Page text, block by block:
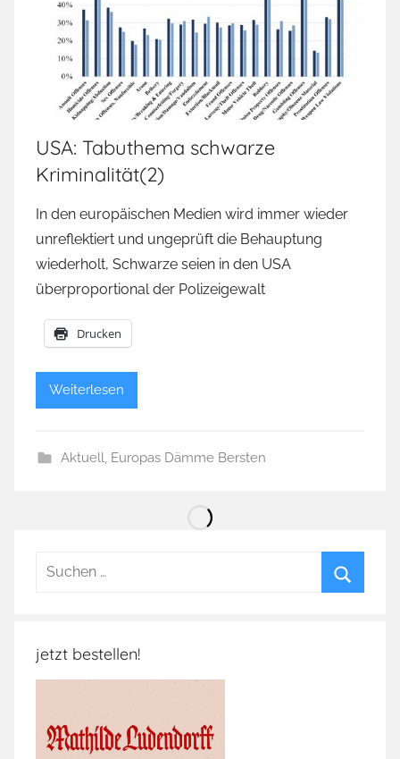
USA: Tabuthema schwarze
Kriminalität(2)
In den europäischen Medien wird immer wieder
unreflektiert und ungeprüft die Behauptung
wiederholt, Schwarze seien in den USA
überproportional der Polizeigewalt
Drucken
Weiterlesen
Aktuell, Europas Dämme Bersten
Suchen
jetzt bestellen!